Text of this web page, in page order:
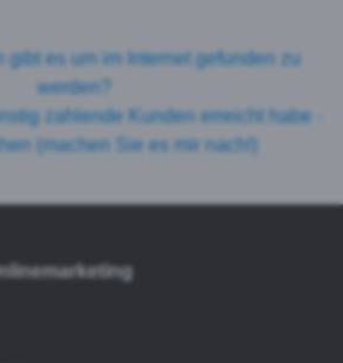
gibt es um im Internet gefunden zu
werden?
zahlende Kunden erreicht habe -
(machen Sie es mir nach!)